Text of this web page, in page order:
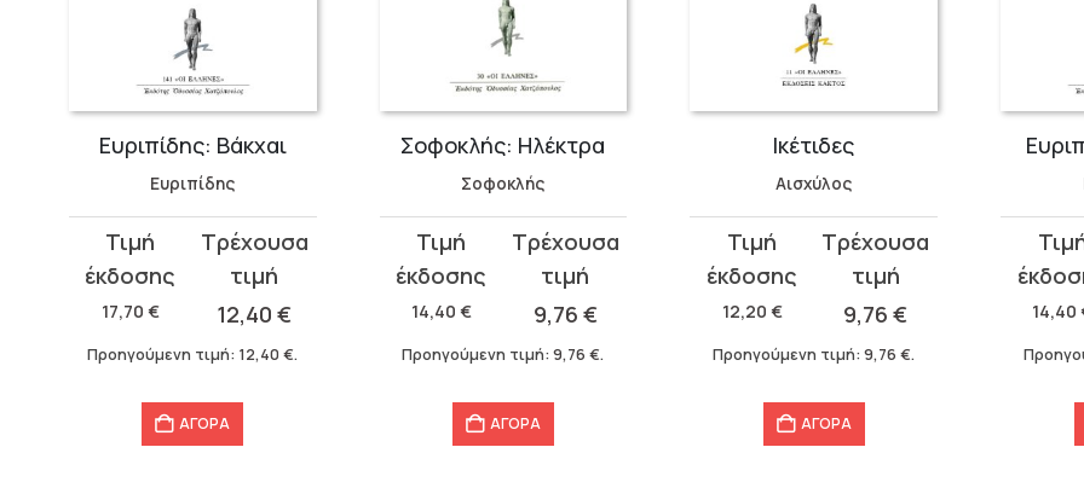
Ευριπίδης: Βάκχαι
Ευριπίδης
17,70 €
Original
price
was:
17,70 €.
12,40€
τρέχουσα
τιμή
είναι:
Προηγούμενη τιμή: 12,40€.
ΑΓΟΡΑ
Σοφοκλής: Ηλέκτρα
Σοφοκλής
14,40 €
Original
price
was:
14,40 €.
9,76 €
τρέχουσα
τιμή
είναι:
Προηγούμενη τιμή:9,76€.
ΑΓΟΡΑ
Ικέτιδες
Αισχύλος
12,20 €
Original
price
was:
12,20 €.
9,76€
τρέχουσα
τιμή
είναι:
Προηγούμενη τιμή:9,76€.
ΑΓΟΡΑ
14,40
Original
price
was:
14,40 €.
τιμή
είναι: